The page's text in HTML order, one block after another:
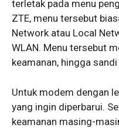
terletak pada menu
ZTE, menu tersebut
Network atau Local
WLAN. Menu tersebut
keamanan, hingga
Untuk modem dengan
yang ingin diperbarui.
keamanan masing-